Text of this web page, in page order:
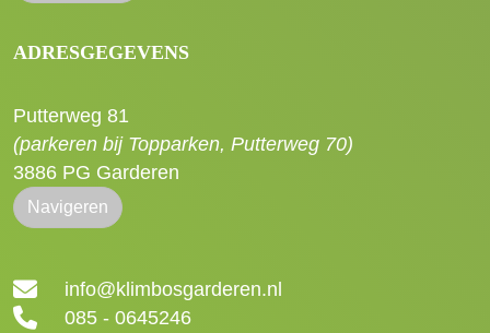
ADRESGEGEVENS
Putterweg 81
(parkeren bij Topparken, Putterweg 70)
3886 PG Garderen
Navigeren
info@klimbosgarderen.nl
085 - 0645246